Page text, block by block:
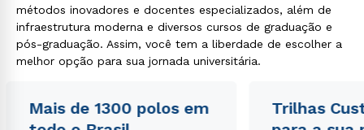
métodos inovadores e docentes especializados, além de
infraestrutura moderna e diversos cursos de graduação e
pós-graduação. Assim, você tem a liberdade de escolher a
melhor opção para sua jornada universitária.
Mais de 1300 polos em
Trilhas